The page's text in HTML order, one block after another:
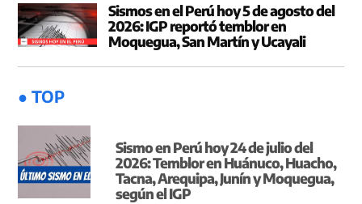
Sismos en el Perú hoy 5 de agosto del
2026: IGP reportó temblor en
Moquegua, San Martín y Ucayali
● TOP
Sismo en Perú hoy 24 de julio del
2026: Temblor en Huánuco, Huacho,
Tacna, Arequipa, Junín y Moquegua,
según el IGP